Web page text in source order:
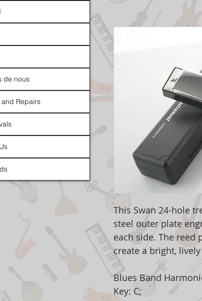
This Swan 24-hole
steel outer plate
each side. The reed
create a bright,
Blues Band
Key: C;
de nous
Repairs